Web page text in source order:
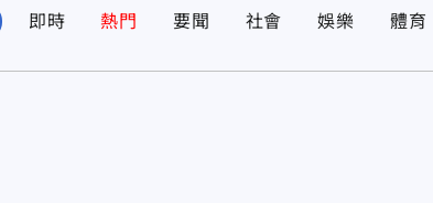
即時 熱門 要聞 社會 娛樂 體育